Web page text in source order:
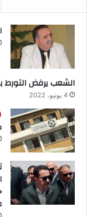
الشعب يرفض التورط
4 يونيو، 2022